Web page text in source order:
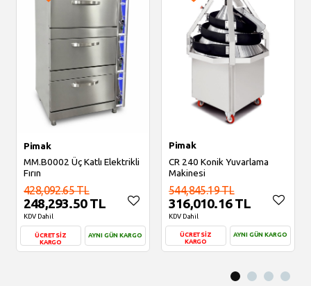
Pimak
MM.B0002 Üç Katlı Elektrikli
Fırın
428,092.65 TL
248,293.50 TL
KDV Dahil
ÜCRETSİZ
KARGO
AYNI GÜN KARGO
Pimak
CR 240 Konik Yuvarlama
Makinesi
544,845.19 TL
316,010.16 TL
KDV Dahil
ÜCRETSİZ
KARGO
AYNI GÜN KARGO